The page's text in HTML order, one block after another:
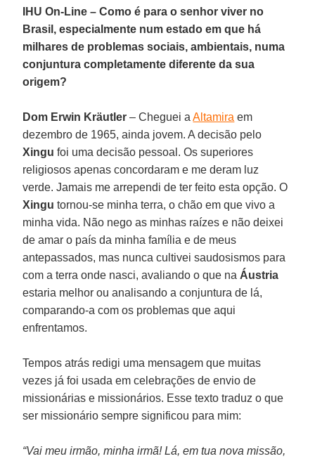
IHU On-Line – Como é para o senhor viver no
Brasil, especialmente num estado em que há
milhares de problemas sociais, ambientais, numa
conjuntura completamente diferente da sua
origem?
Dom Erwin Kräutler – Cheguei aAltamira em
dezembro de 1965, ainda jovem. A decisão pelo
Xingufoi uma decisão pessoal. Os superiores
religiosos apenas concordaram e me deram luz
verde. Jamais me arrependi de ter feito esta opção. O
Xingutornou-se minha terra, o chão em que vivo a
minha vida. Não nego as minhas raízes e não deixei
de amar o país da minha família e de meus
antepassados, mas nunca cultivei saudosismos para
com a terra onde nasci, avaliando o que na Áustria
estaria melhor ou analisando a conjuntura de lá,
comparando-a com os problemas que aqui
enfrentamos.
Tempos atrás redigi uma mensagem que muitas
vezes já foi usada em celebrações de envio de
missionárias e missionários. Esse texto traduz o que
ser missionário sempre significou para mim:
“Vai meu irmão, minha irmã! Lá, em tua nova missão,